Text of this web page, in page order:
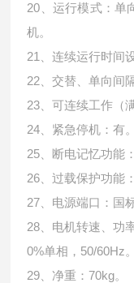
20、运行模式：单
机。
21、连续运行时间
22、交替、单向间
23、可连续工作（
24、紧急停机：有。
25、断电记忆功能
26、过载保护功能
27、电源端口：国
28、电机转速、功
0%单相，50/60Hz。
29、净重：70kg。